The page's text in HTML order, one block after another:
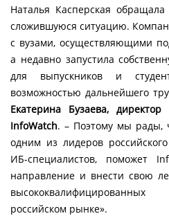
Наталья Касперская
сложившуюся ситуацию.
с вузами, осуществляющими
а недавно запустила
для выпускников и
возможностью дальнейшего
Екатерина Бузаева,
InfoWatch. – Поэтому мы рады,
одним из лидеров
ИБ-специалистов, поможет
направление и внести свою
российском рынке».